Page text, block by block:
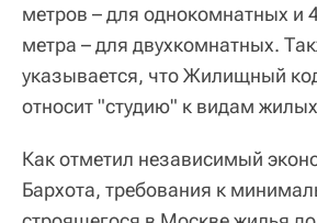
метров – для однокомнатных и
метра – для двухкомнатных.
указывается, что Жилищный
относит "студию" к видам
Как отметил независимый
Бархота, требования к